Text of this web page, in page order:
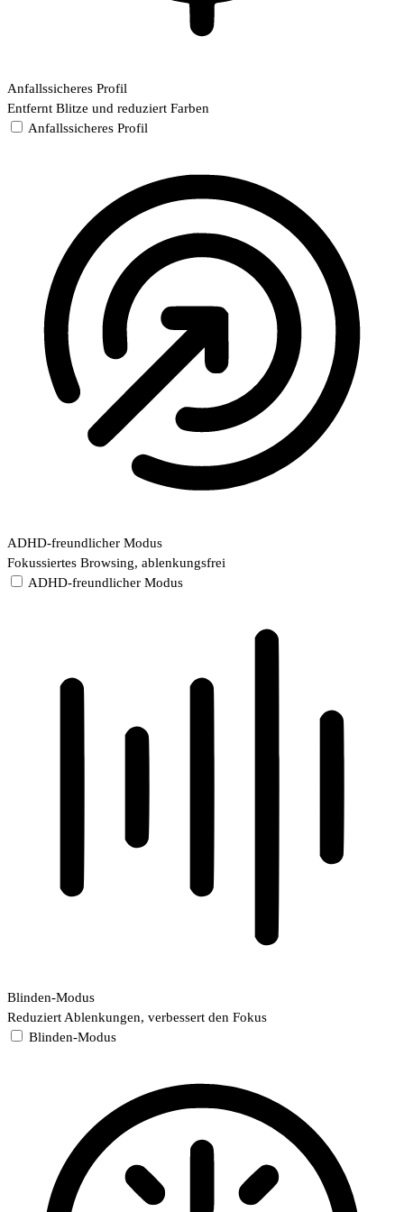
Anfallssicheres Profil
Entfernt Blitze und reduziert Farben
Anfallssicheres Profil
ADHD-freundlicher Modus
Fokussiertes Browsing, ablenkungsfrei
ADHD-freundlicher Modus
Blinden-Modus
Reduziert Ablenkungen, verbessert den Fokus
Blinden-Modus